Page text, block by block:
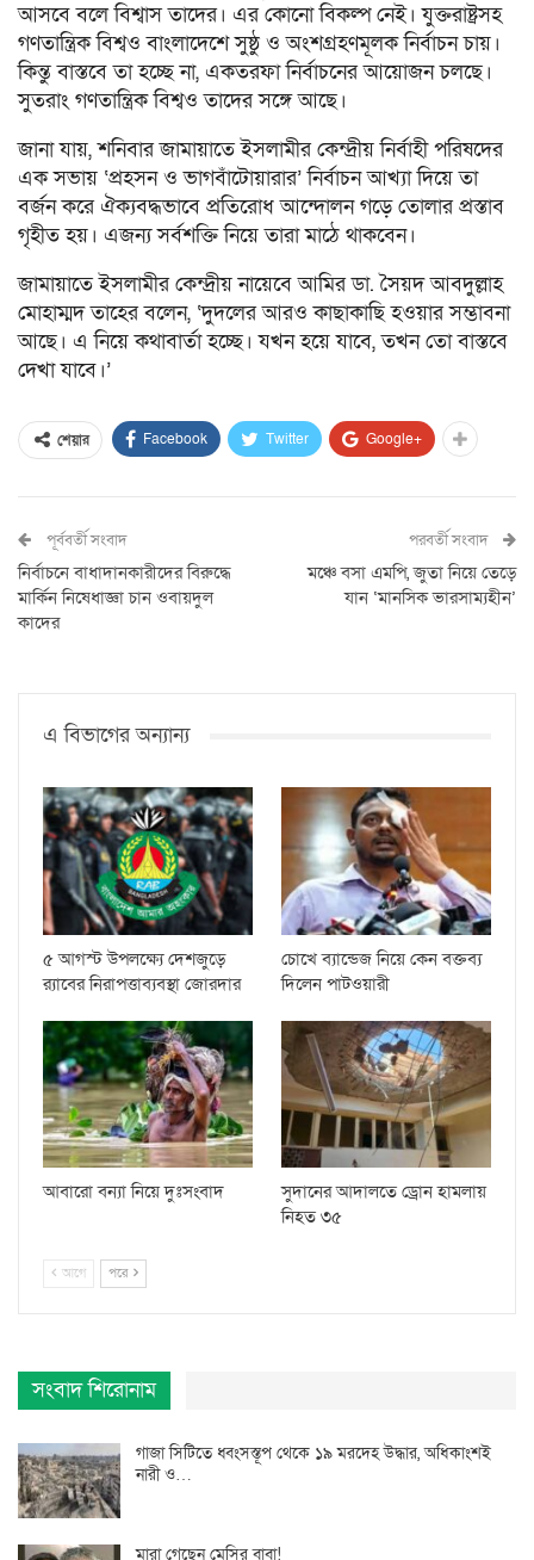
আসবে বলে বিশ্বাস তাদের। এর কোনো বিকল্প নেই। যুক্তরাষ্ট্রসহ
গণতান্ত্রিক বিশ্বও বাংলাদেশে সুষ্ঠু ও অংশগ্রহণমূলক নির্বাচন চায়।
কিন্তু বাস্তবে তা হচ্ছে না, একতরফা নির্বাচনের আয়োজন চলছে।
সুতরাং গণতান্ত্রিক বিশ্বও তাদের সঙ্গে আছে।
জানা যায়, শনিবার জামায়াতে ইসলামীর কেন্দ্রীয় নির্বাহী পরিষদের
এক সভায় ‘প্রহসন ও ভাগবাঁটোয়ারার’ নির্বাচন আখ্যা দিয়ে তা
বর্জন করে ঐক্যবদ্ধভাবে প্রতিরোধ আন্দোলন গড়ে তোলার প্রস্তাব
গৃহীত হয়। এজন্য সর্বশক্তি নিয়ে তারা মাঠে থাকবেন।
জামায়াতে ইসলামীর কেন্দ্রীয় নায়েবে আমির ডা. সৈয়দ আবদুল্লাহ
মোহাম্মদ তাহের বলেন, ‘দুদলের আরও কাছাকাছি হওয়ার সম্ভাবনা
আছে। এ নিয়ে কথাবার্তা হচ্ছে। যখন হয়ে যাবে, তখন তো বাস্তবে
দেখা যাবে।’
শেয়ার Facebook Twitter Google+
পূর্ববর্তী সংবাদ
নির্বাচনে বাধাদানকারীদের বিরুদ্ধে
মার্কিন নিষেধাজ্ঞা চান ওবায়দুল
কাদের
পরবর্তী সংবাদ
মঞ্চে বসা এমপি, জুতা নিয়ে তেড়ে
যান ‘মানসিক ভারসাম্যহীন’
এ বিভাগের অন্যান্য
৫ আগস্ট উপলক্ষ্যে দেশজুড়ে
র‌্যাবের নিরাপত্তাব্যবস্থা জোরদার
চোখে ব্যান্ডেজ নিয়ে কেন বক্তব্য
দিলেন পাটওয়ারী
আবারো বন্যা নিয়ে দুঃসংবাদ
সুদানের আদালতে ড্রোন হামলায়
নিহত ৩৫
আগে পরে
সংবাদ শিরোনাম
গাজা সিটিতে ধ্বংসস্তূপ থেকে ১৯ মরদেহ উদ্ধার, অধিকাংশই
নারী ও…
মারা গেছেন মেসির বাবা!